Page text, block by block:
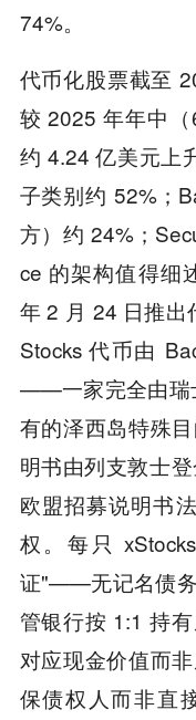
74%。
代币化股票截至
较 2025 年年中
约 4.24 亿美元上
子类别约 52%；
方）约 24%；
ce 的架构值得细
年 2 月 24 日推出
Stocks 代币由
——一家完全由瑞
有的泽西岛特殊
明书由列支敦士
欧盟招募说明书
权。每只
证"——无记名债务
管银行按 1:1 持
对应现金价值而
保债权人而非直